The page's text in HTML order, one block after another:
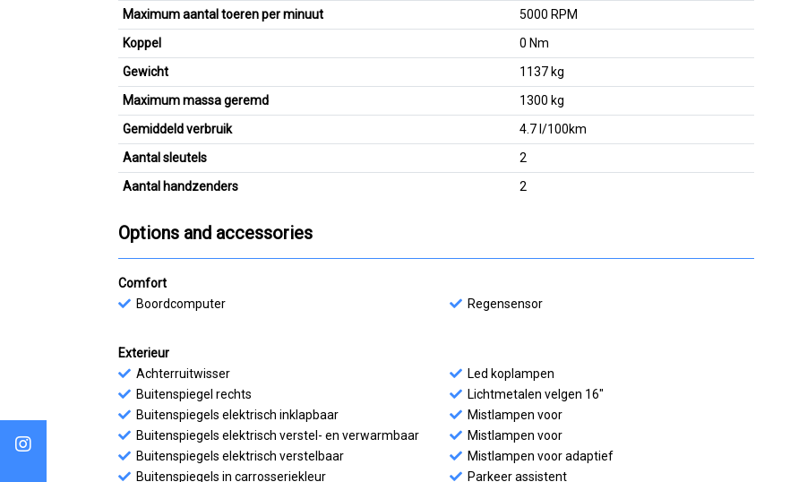
Maximum aantal toeren per minuut
5000 RPM
Koppel
0 Nm
Gewicht
1137 kg
Maximum massa geremd
1300 kg
Gemiddeld verbruik
4.7 l/100km
Aantal sleutels
2
Aantal handzenders
2
Options and accessories
Comfort
Boordcomputer
Regensensor
Exterieur
Achterruitwisser
Buitenspiegel rechts
Buitenspiegels elektrisch inklapbaar
Buitenspiegels elektrisch verstel- en verwarmbaar
Buitenspiegels elektrisch verstelbaar
Buitenspiegels in carrosseriekleur
Led koplampen
Lichtmetalen velgen 16"
Mistlampen voor
Mistlampen voor
Mistlampen voor adaptief
Parkeer assistent